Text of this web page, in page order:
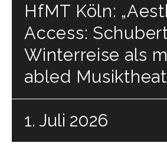
HfMT Köln:
Access:
Winterreise als
abled
1. Juli 2026